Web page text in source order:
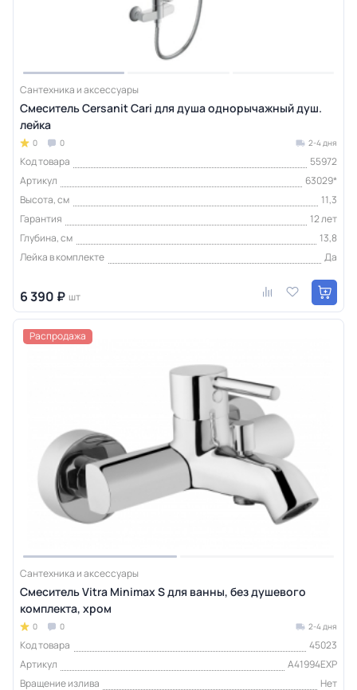
Сантехника и аксессуары
Смеситель Cersanit Cari для душа однорычажный душ.
лейка
0 0 2-4 дня
Код товара
55972
Артикул
63029*
Высота, см
11,3
Гарантия
12 лет
Глубина, см
13,8
Лейка в комплекте
Да
6 390 ₽ шт
Распродажа
Сантехника и аксессуары
Смеситель Vitra Minimax S для ванны, без душевого
комплекта, хром
0 0 2-4 дня
Код товара
45023
Артикул
A41994EXP
Вращение излива
Нет